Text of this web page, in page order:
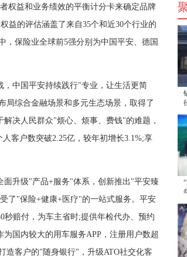
权益和业务绩效的平衡计分卡来确定品牌
益的评估涵盖了来自35个和近30个行业的
，保险业全球前5强分别为中国平安、德国
中国平安持续践行"专业，让生活更简
综合金融场景和多元生态场景，取得了
决人民群众"烦心、烦事、费钱"的难题，
客户数突破2.25亿，较年初增长3.1%;享
升级"产品+服务"体系，创新推出"平安臻
了"保险+健康+医疗"的一站式服务。平安
赔付，为车主省时;提供年检代办、预约
国内较大的用车服务APP，注册用户数超
造客户的"随身银行"，升级ATO社交化客